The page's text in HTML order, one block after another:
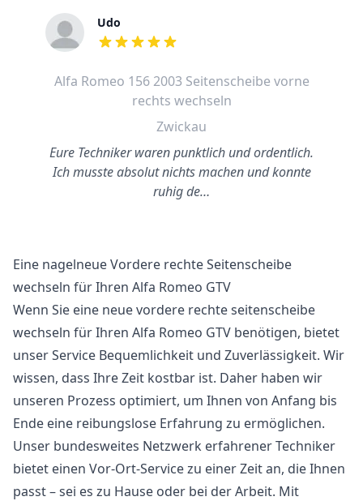
Udo
out of 5 stars
Alfa Romeo 156 2003 Seitenscheibe vorne
rechts wechseln
Zwickau
Eure Techniker waren punktlich und ordentlich.
Ich musste absolut nichts machen und konnte
ruhig de…
Eine nagelneue Vordere rechte Seitenscheibe
wechseln für Ihren Alfa Romeo GTV
Wenn Sie eine neue vordere rechte seitenscheibe
wechseln für Ihren Alfa Romeo GTV benötigen, bietet
unser Service Bequemlichkeit und Zuverlässigkeit. Wir
wissen, dass Ihre Zeit kostbar ist. Daher haben wir
unseren Prozess optimiert, um Ihnen von Anfang bis
Ende eine reibungslose Erfahrung zu ermöglichen.
Unser bundesweites Netzwerk erfahrener Techniker
bietet einen Vor-Ort-Service zu einer Zeit an, die Ihnen
passt – sei es zu Hause oder bei der Arbeit. Mit